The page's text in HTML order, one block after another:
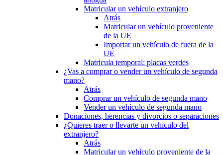
Matricular un vehículo extranjero
Atrás
Matricular un vehículo proveniente
de la UE
Importar un vehículo de fuera de la
UE
Matricula temporal: placas verdes
¿Vas a comprar o vender un vehículo de segunda
mano?
Atrás
Comprar un vehículo de segunda mano
Vender un vehículo de segunda mano
Donaciones, herencias y divorcios o separaciones
¿Quieres traer o llevarte un vehículo del
extranjero?
Atrás
Matricular un vehículo proveniente de la